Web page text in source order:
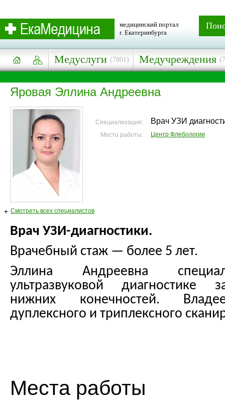
медицинский портал
г. Екатеринбурга
Медуслуги (7801) Медучреждения
Яровая Эллина Андреевна
Специализация: Врач УЗИ
Место работы: Центр Флебологии
Смотреть всех специалистов
Врач УЗИ-диагностики.
Врачебный стаж — более 5 лет.
Эллина Андреевна
ультразвуковой диагностике
нижних конечностей.
дуплексного и триплексного
Места работы